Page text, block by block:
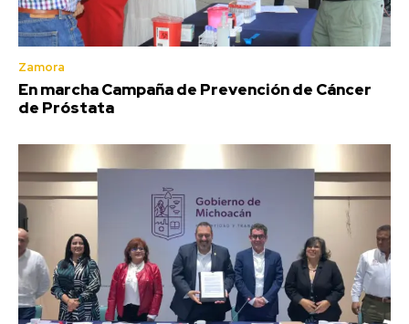
Zamora
En marcha Campaña de Prevención de Cáncer
de Próstata